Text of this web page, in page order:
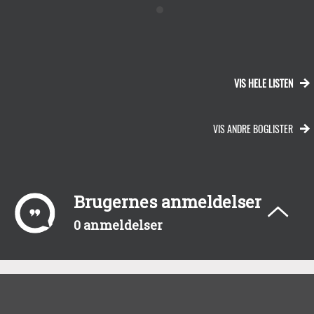
VIS HELE LISTEN
VIS ANDRE BOGLISTER
Brugernes anmeldelser
0 anmeldelser